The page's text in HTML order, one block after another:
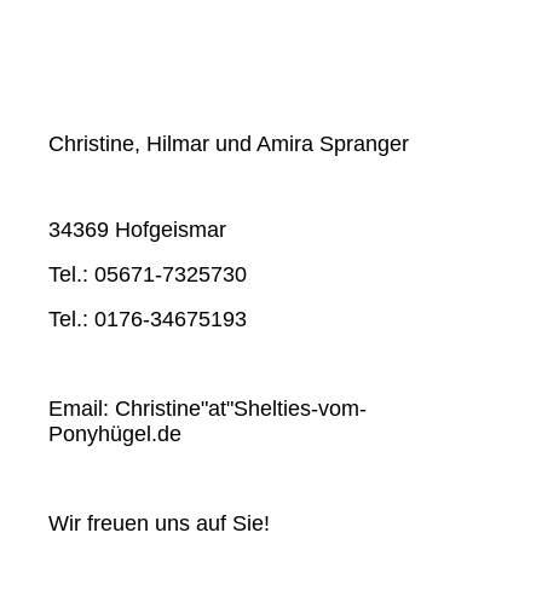
Christine, Hilmar und Amira Spranger
34369 Hofgeismar
Tel.: 05671-7325730
Tel.: 0176-34675193
Email: Christine"at"Shelties-vom-
Ponyhügel.de
Wir freuen uns auf Sie!